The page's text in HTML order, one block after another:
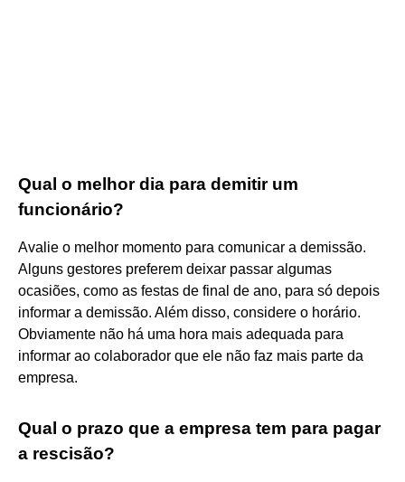
Qual o melhor dia para demitir um
funcionário?
Avalie o melhor momento para comunicar a demissão.
Alguns gestores preferem deixar passar algumas
ocasiões, como as festas de final de ano, para só depois
informar a demissão. Além disso, considere o horário.
Obviamente não há uma hora mais adequada para
informar ao colaborador que ele não faz mais parte da
empresa.
Qual o prazo que a empresa tem para pagar
a rescisão?